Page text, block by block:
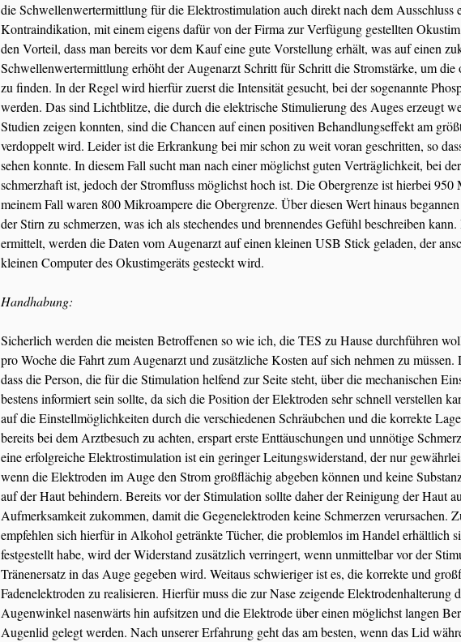
die Schwellenwertermittlung für die Elektrostimulation auch direkt nach dem Ausschluss
Kontraindikation, mit einem eigens dafür von der Firma zur Verfügung gestellten
den Vorteil, dass man bereits vor dem Kauf eine gute Vorstellung erhält, was auf einen
Schwellenwertermittlung erhöht der Augenarzt Schritt für Schritt die Stromstärke, um die
zu finden. In der Regel wird hierfür zuerst die Intensität gesucht, bei der sogenannte
werden. Das sind Lichtblitze, die durch die elektrische Stimulierung des Auges erzeugt
Studien zeigen konnten, sind die Chancen auf einen positiven Behandlungseffekt am
verdoppelt wird. Leider ist die Erkrankung bei mir schon zu weit voran geschritten, so
sehen konnte. In diesem Fall sucht man nach einer möglichst guten Verträglichkeit, bei
schmerzhaft ist, jedoch der Stromfluss möglichst hoch ist. Die Obergrenze ist hierbei 950
meinem Fall waren 800 Mikroampere die Obergrenze. Über diesen Wert hinaus
der Stirn zu schmerzen, was ich als stechendes und brennendes Gefühl beschreiben
ermittelt, werden die Daten vom Augenarzt auf einen kleinen USB Stick geladen, der
kleinen Computer des Okustimgeräts gesteckt wird.
Handhabung:
Sicherlich werden die meisten Betroffenen so wie ich, die TES zu Hause durchführen
pro Woche die Fahrt zum Augenarzt und zusätzliche Kosten auf sich nehmen zu müssen.
dass die Person, die für die Stimulation helfend zur Seite steht, über die mechanischen
bestens informiert sein sollte, da sich die Position der Elektroden sehr schnell verstellen
auf die Einstellmöglichkeiten durch die verschiedenen Schräubchen und die korrekte
bereits bei dem Arztbesuch zu achten, erspart erste Enttäuschungen und unnötige
eine erfolgreiche Elektrostimulation ist ein geringer Leitungswiderstand, der nur
wenn die Elektroden im Auge den Strom großflächig abgeben können und keine
auf der Haut behindern. Bereits vor der Stimulation sollte daher der Reinigung der Haut
Aufmerksamkeit zukommen, damit die Gegenelektroden keine Schmerzen verursachen.
empfehlen sich hierfür in Alkohol getränkte Tücher, die problemlos im Handel erhältlich
festgestellt habe, wird der Widerstand zusätzlich verringert, wenn unmittelbar vor der
Tränenersatz in das Auge gegeben wird. Weitaus schwieriger ist es, die korrekte und
Fadenelektroden zu realisieren. Hierfür muss die zur Nase zeigende Elektrodenhalterung
Augenwinkel nasenwärts hin aufsitzen und die Elektrode über einen möglichst langen
Augenlid gelegt werden. Nach unserer Erfahrung geht das am besten, wenn das Lid